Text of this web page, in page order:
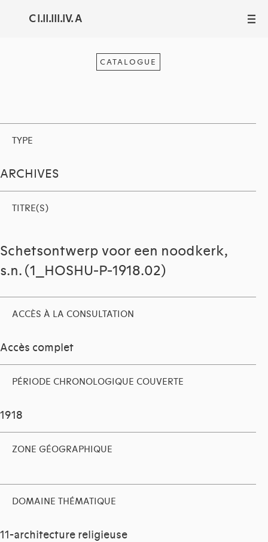
C I.II.III.IV. A III
CATALOGUE
TYPE
ARCHIVES
TITRE(S)
Schetsontwerp voor een noodkerk,
s.n. (1_HOSHU-P-1918.02)
ACCÈS À LA CONSULTATION
Accès complet
PÉRIODE CHRONOLOGIQUE COUVERTE
1918
ZONE GÉOGRAPHIQUE
DOMAINE THÉMATIQUE
11-architecture religieuse